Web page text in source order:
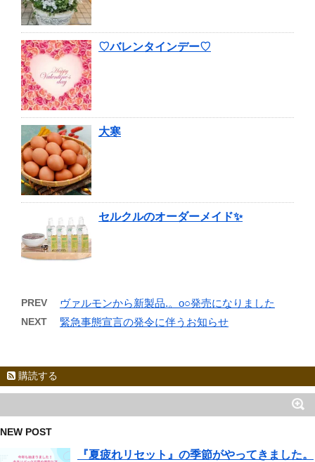
♡バレンタインデー♡
大寒
セルクルのオーダーメイド✨
PREV ヴァルモンから新製品.。o○発売になりました
NEXT 緊急事態宣言の発令に伴うお知らせ
購読する
NEW POST
『夏疲れリセット』の季節がやってきました。